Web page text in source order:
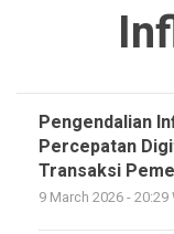
Pengendalian
Percepatan
Transaksi
9 March 2026 - 20:29